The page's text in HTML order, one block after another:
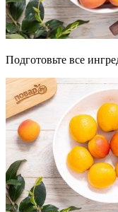
Подготовьте все